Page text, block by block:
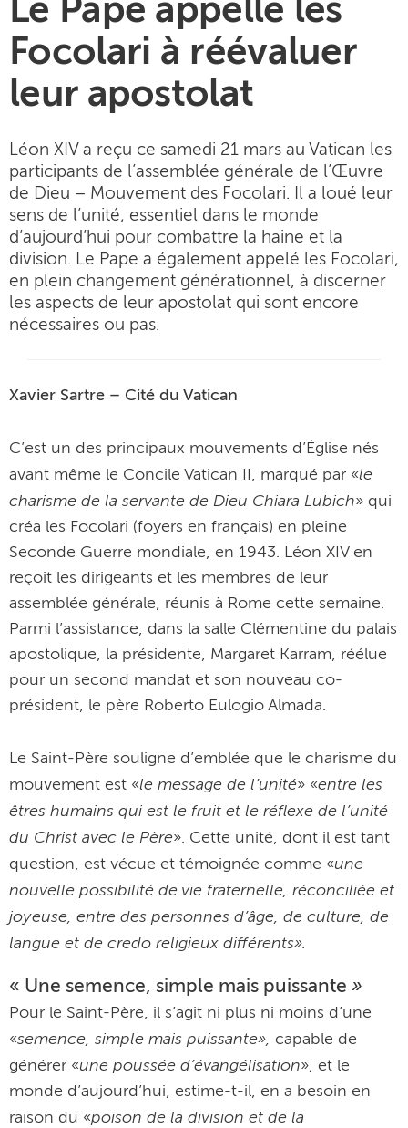
Le Pape appelle les
Focolari à réévaluer
leur apostolat
Léon XIV a reçu ce samedi 21 mars au Vatican les
participants de l’assemblée générale de l’Œuvre
de Dieu – Mouvement des Focolari. Il a loué leur
sens de l’unité, essentiel dans le monde
d’aujourd’hui pour combattre la haine et la
division. Le Pape a également appelé les Focolari,
en plein changement générationnel, à discerner
les aspects de leur apostolat qui sont encore
nécessaires ou pas.
Xavier Sartre – Cité du Vatican
C’est un des principaux mouvements d’Église nés
avant même le Concile Vatican II, marqué par «le
charisme de la servante de Dieu Chiara Lubich» qui
créa les Focolari (foyers en français) en pleine
Seconde Guerre mondiale, en 1943. Léon XIV en
reçoit les dirigeants et les membres de leur
assemblée générale, réunis à Rome cette semaine.
Parmi l’assistance, dans la salle Clémentine du palais
apostolique, la présidente, Margaret Karram, réélue
pour un second mandat et son nouveau co-
président, le père Roberto Eulogio Almada.
Le Saint-Père souligne d’emblée que le charisme du
mouvement est «le message de l’unité» «entre les
êtres humains qui est le fruit et le réflexe de l’unité
du Christ avec le Père». Cette unité, dont il est tant
question, est vécue et témoignée comme «une
nouvelle possibilité de vie fraternelle, réconciliée et
joyeuse, entre des personnes d’âge, de culture, de
langue et de credo religieux différents».
« Une semence, simple mais puissante »
Pour le Saint-Père, il s’agit ni plus ni moins d’une
«semence, simple mais puissante», capable de
générer «une poussée d’évangélisation», et le
monde d’aujourd’hui, estime-t-il, en a besoin en
raison du «poison de la division et de la